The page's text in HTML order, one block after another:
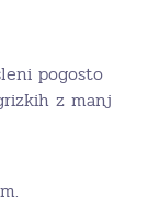
pogosto
z manj